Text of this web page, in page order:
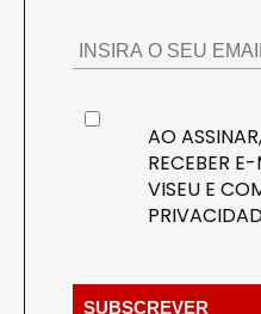
AO
RECEBER
VISEU E